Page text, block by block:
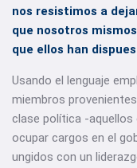
nos resistimos a
que nosotros
que ellos han
Usando el lenguaje
miembros
clase política -
ocupar cargos en el
ungidos con un